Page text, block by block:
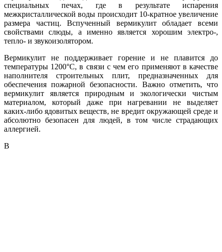
специальных печах, где в результате испарения
межкристаллической воды происходит 10-кратное увеличение
размера частиц. Вспученный вермикулит обладает всеми
свойствами слюды, а именно является хорошим электро-,
тепло- и звукоизолятором.
Вермикулит не поддерживает горение и не плавится до
температуры 1200°С, в связи с чем его применяют в качестве
наполнителя строительных плит, предназначенных для
обеспечения пожарной безопасности. Важно отметить, что
вермикулит является природным и экологически чистым
материалом, который даже при нагревании не выделяет
каких-либо ядовитых веществ, не вредит окружающей среде и
абсолютно безопасен для людей, в том числе страдающих
аллергией.
В